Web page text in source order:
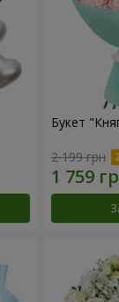
Букет
2 199 грн